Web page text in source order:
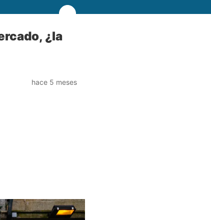
¿la
hace 5 meses